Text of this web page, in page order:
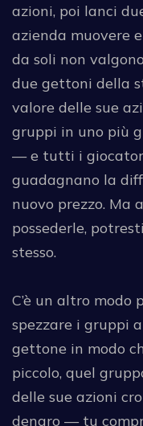
azioni, poi lanci
azienda muovere
da soli non
due gettoni della
valore delle sue
gruppi in uno più
— e tutti i
guadagnano la
nuovo prezzo. Ma
possederle,
stesso.
C’è un altro modo
spezzare i gruppi
gettone in modo
piccolo, quel
delle sue azioni
denaro — tu